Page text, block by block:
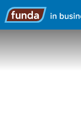
Hoofdmenu